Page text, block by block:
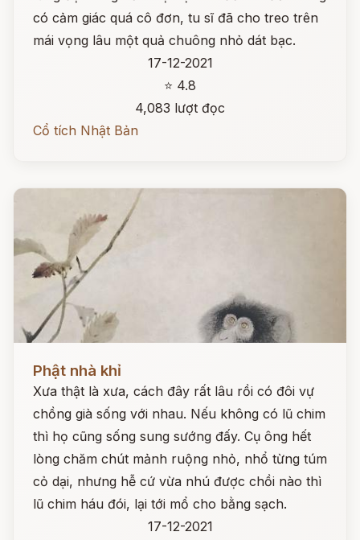
có cảm giác quá cô đơn, tu sĩ đã cho treo trên
mái vọng lâu một quả chuông nhỏ dát bạc.
17-12-2021
⭐ 4.8
4,083 lượt đọc
Cổ tích Nhật Bản
Phật nhà khỉ
Xưa thật là xưa, cách đây rất lâu rồi có đôi vự
chồng già sống với nhau. Nếu không có lũ chim
thì họ cũng sống sung sướng đấy. Cụ ông hết
lòng chăm chút mảnh ruộng nhỏ, nhổ từng túm
cỏ dại, nhưng hễ cứ vừa nhú được chồi nào thì
lũ chim háu đói, lại tới mổ cho bằng sạch.
17-12-2021